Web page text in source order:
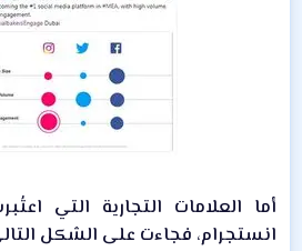
أما العلامات التجارية التي
انستجرام، فجاءت على الشكل